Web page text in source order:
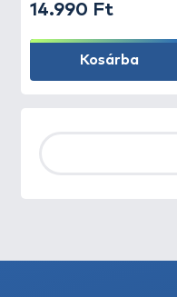
14.990 Ft
Kosárba